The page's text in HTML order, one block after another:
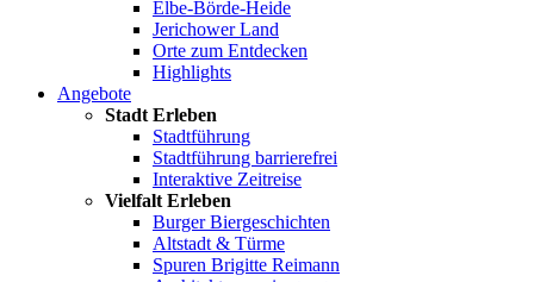
Elbe-Börde-Heide
Jerichower Land
Orte zum Entdecken
Highlights
Angebote
Stadt Erleben
Stadtführung
Stadtführung barrierefrei
Interaktive Zeitreise
Vielfalt Erleben
Burger Biergeschichten
Altstadt & Türme
Spuren Brigitte Reimann